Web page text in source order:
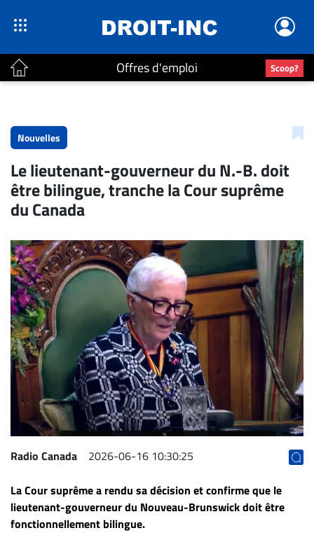
Offres d'emploi Scoop?
Accueil
Continu
Nominations
Bureaux
Conseillers
Juridiques
Campus
Carrière
Archives
CARRIÈRE
ET
EMPLOIS
AVOCATS
ET
Offres
d'emploi
Nouvelles
Le lieutenant-gouverneur du N.-B. doit
être bilingue, tranche la Cour suprême
du Canada
Radio Canada 2026-06-16 10:30:25
La Cour suprême a rendu sa décision et confirme que le
lieutenant-gouverneur du Nouveau-Brunswick doit être
fonctionnellement bilingue.